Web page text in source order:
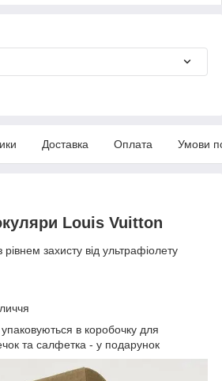
Доставка Оплата Умови
Louis Vuitton
рівнем захисту від ультрафіолету
в коробочку для
та салфетка - у подарунок